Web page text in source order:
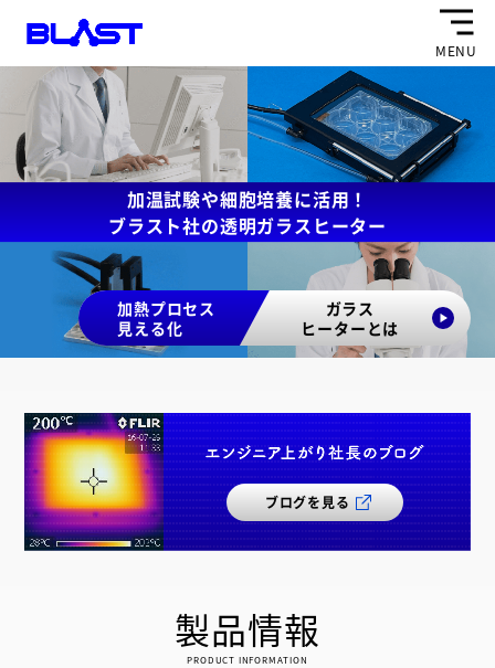
MENU
加温試験や細胞培養に活用！
ブラスト社の透明ガラスヒーター
加熱プロセス
見える化
ガラス
ヒーターとは
ブログを見る
製品情報
PRODUCT INFORMATION